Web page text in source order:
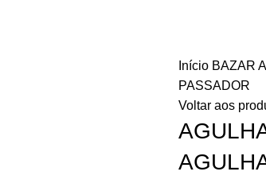
Início BAZAR
PASSADOR
Voltar aos